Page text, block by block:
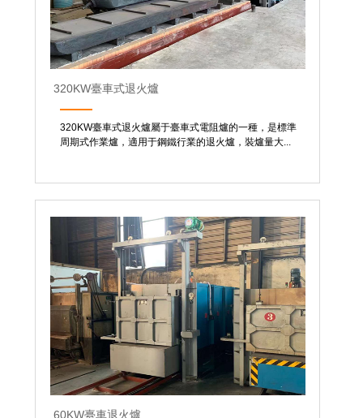
320KW臺車式退火爐
320KW臺車式退火爐屬于臺車式電阻爐的一種，是標準
周期式作業爐，適用于鋼鐵行業的退火爐，裝爐量大...
60KW臺車退火爐